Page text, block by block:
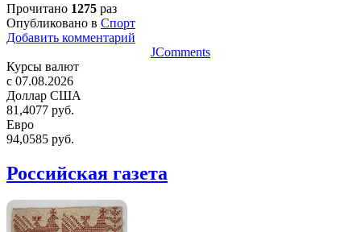
Прочитано 1275 раз
Опубликовано в Спорт
Добавить комментарий
JComments
Курсы валют
c 07.08.2026
Доллар США
81,4077 руб.
Евро
94,0585 руб.
Российская газета